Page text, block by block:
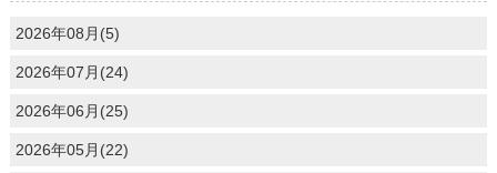
2026年08月(5)
2026年07月(24)
2026年06月(25)
2026年05月(22)